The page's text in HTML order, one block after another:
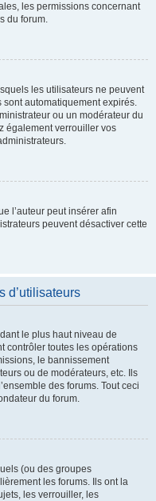
les permissions concernant
du forum.
les utilisateurs ne peuvent
automatiquement expirés.
ou un modérateur du
également verrouiller vos
l’auteur peut insérer afin
peuvent désactiver cette
d’utilisateurs
le plus haut niveau de
contrôler toutes les opérations
le bannissement
ou de modérateurs, etc. Ils
des forums. Tout ceci
du forum.
(ou des groupes
les forums. Ils ont la
les verrouiller, les